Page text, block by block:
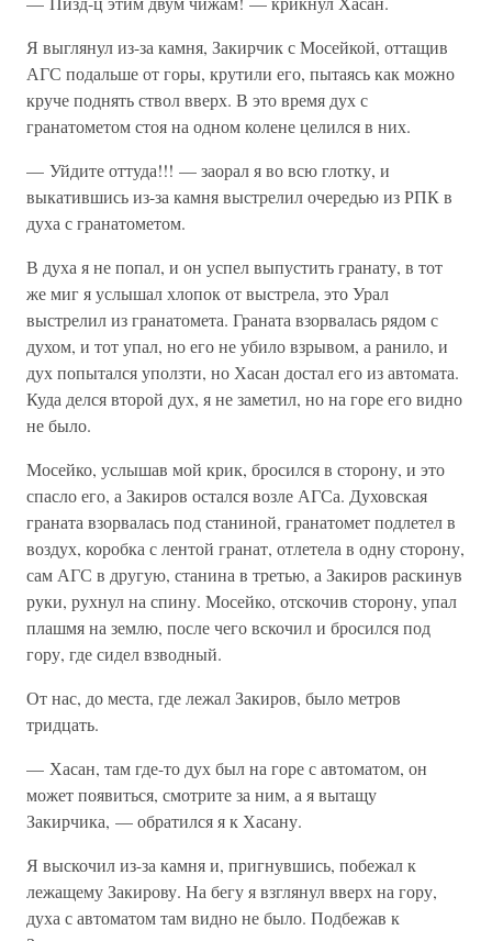
Я выглянул из-за камня, Закирчик с Мосейкой, оттащив
АГС подальше от горы, крутили его, пытаясь как можно
круче поднять ствол вверх. В это время дух с
гранатометом стоя на одном колене целился в них.
— Уйдите оттуда!!! — заорал я во всю глотку, и
выкатившись из-за камня выстрелил очередью из РПК в
духа с гранатометом.
В духа я не попал, и он успел выпустить гранату, в тот
же миг я услышал хлопок от выстрела, это Урал
выстрелил из гранатомета. Граната взорвалась рядом с
духом, и тот упал, но его не убило взрывом, а ранило, и
дух попытался уползти, но Хасан достал его из автомата.
Куда делся второй дух, я не заметил, но на горе его видно
не было.
Мосейко, услышав мой крик, бросился в сторону, и это
спасло его, а Закиров остался возле АГСа. Духовская
граната взорвалась под станиной, гранатомет подлетел в
воздух, коробка с лентой гранат, отлетела в одну сторону,
сам АГС в другую, станина в третью, а Закиров раскинув
руки, рухнул на спину. Мосейко, отскочив сторону, упал
плашмя на землю, после чего вскочил и бросился под
гору, где сидел взводный.
От нас, до места, где лежал Закиров, было метров
тридцать.
— Хасан, там где-то дух был на горе с автоматом, он
может появиться, смотрите за ним, а я вытащу
Закирчика, — обратился я к Хасану.
Я выскочил из-за камня и, пригнувшись, побежал к
лежащему Закирову. На бегу я взглянул вверх на гору,
духа с автоматом там видно не было. Подбежав к